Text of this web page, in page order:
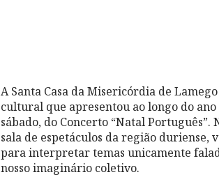
A Santa Casa da Misericórdia de
cultural que apresentou ao longo do
sábado, do Concerto “Natal
sala de espetáculos da região duriense,
para interpretar temas unicamente
nosso imaginário coletivo.